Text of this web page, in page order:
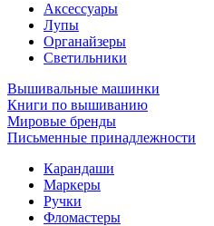
Аксессуары
Лупы
Органайзеры
Светильники
Вышивальные машинки
Книги по вышиванию
Мировые бренды
Письменные принадлежности
Карандаши
Маркеры
Ручки
Фломастеры